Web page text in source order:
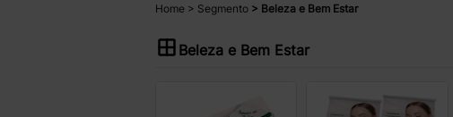
Home Segmento Beleza e Bem Estar
Beleza e Bem Estar